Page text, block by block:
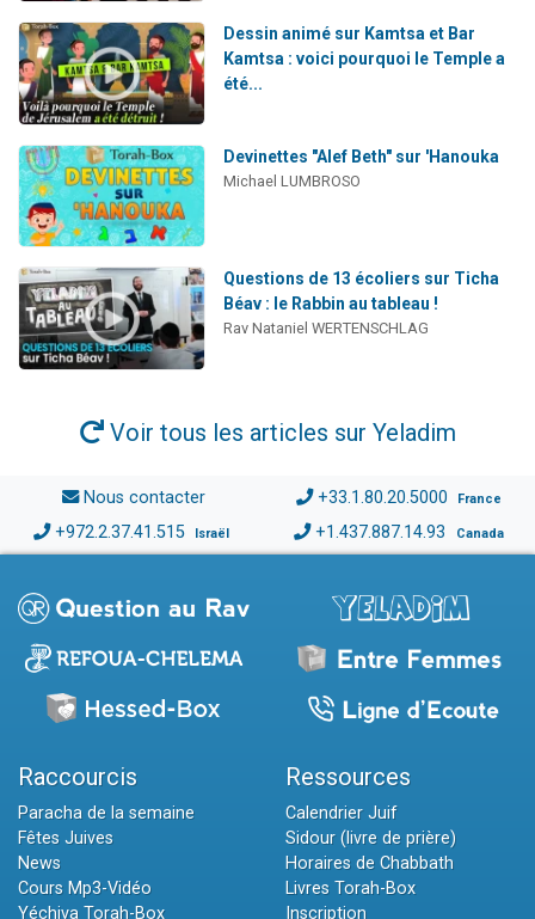
Dessin animé sur Kamtsa et Bar
Kamtsa : voici pourquoi le Temple a
été...
Devinettes "Alef Beth" sur 'Hanouka
Michael LUMBROSO
Questions de 13 écoliers sur Ticha
Béav : le Rabbin au tableau !
Rav Nataniel WERTENSCHLAG
Voir tous les articles sur Yeladim
Nous contacter +33.1.80.20.5000 France
+972.2.37.41.515 Israël +1.437.887.14.93 Canada
Raccourcis
Paracha de la semaine
Fêtes Juives
News
Cours Mp3-Vidéo
Yéchiva Torah-Box
Ressources
Calendrier Juif
Sidour (livre de prière)
Horaires de Chabbath
Livres Torah-Box
Inscription